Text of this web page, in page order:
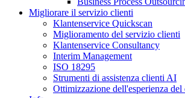
Migliorare il servizio clienti
Klantenservice Quickscan
Miglioramento del servizio clienti
Klantenservice Consultancy
Interim Management
ISO 18295
Strumenti di assistenza clienti AI
Ottimizzazione dell'esperienza del